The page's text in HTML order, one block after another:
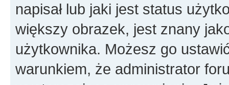
napisał lub jaki jest status
większy obrazek, jest znany
użytkownika. Możesz go
warunkiem, że administrator